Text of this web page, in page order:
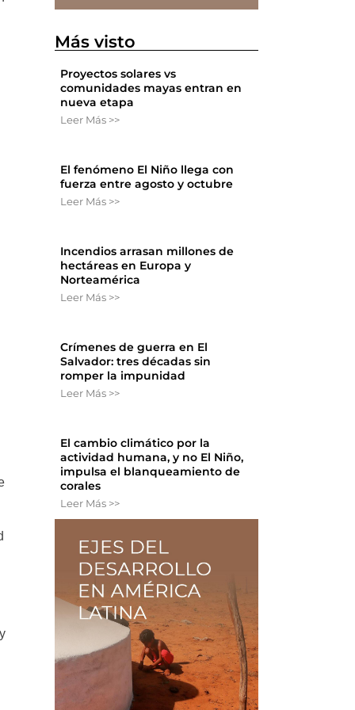
Más visto
Proyectos solares vs
comunidades mayas entran en
nueva etapa
Leer Más >>
El fenómeno El Niño llega con
fuerza entre agosto y octubre
Leer Más >>
Incendios arrasan millones de
hectáreas en Europa y
Norteamérica
Leer Más >>
Crímenes de guerra en El
Salvador: tres décadas sin
romper la impunidad
Leer Más >>
El cambio climático por la
actividad humana, y no El Niño,
impulsa el blanqueamiento de
corales
Leer Más >>